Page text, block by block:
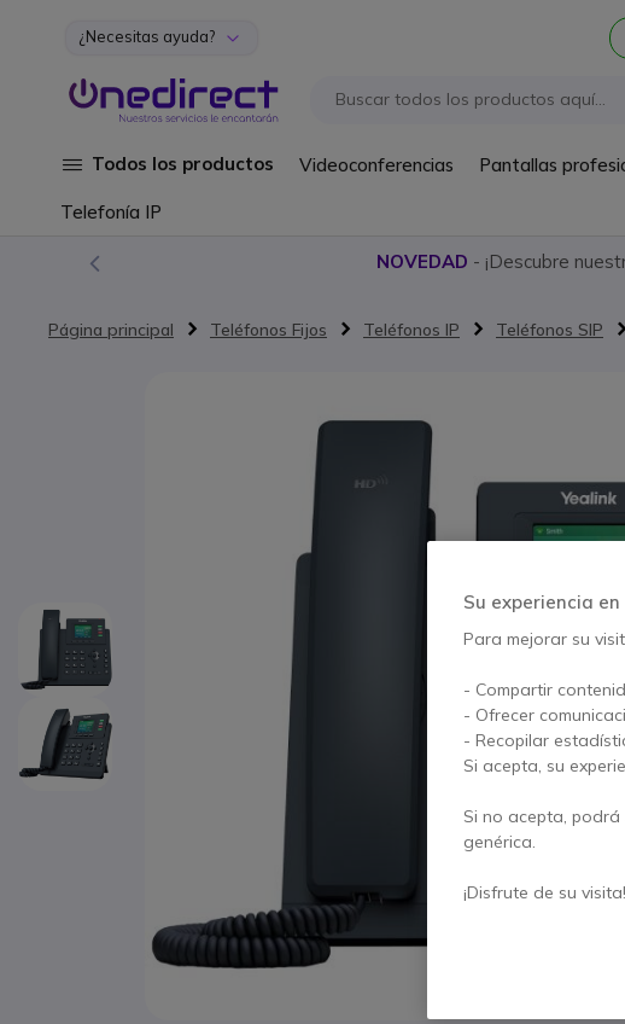
Ir al contenido
¿Necesitas ayuda?
Todos los productos Videoconferencias Pantallas
Telefonía IP
NOVEDAD - ¡Descubre
Página principal Teléfonos Fijos Teléfonos IP Teléfonos SIP
Su experiencia
Para mejorar su
- Compartir
- Ofrecer
- Recopilar
Si acepta, su
Si no acepta,
genérica.
¡Disfrute de su visita!